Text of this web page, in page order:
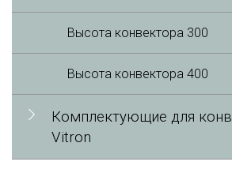
Высота конвектора 300
Высота конвектора 400
Комплектующие для
Vitron